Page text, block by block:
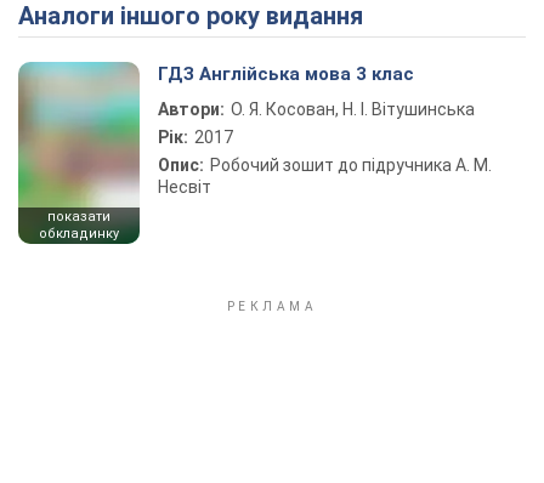
Play Video
Аналоги іншого року видання
показати
обкладинку
ГДЗ Англійська мова 3 клас
Автори: О. Я. Косован, Н. І. Вітушинська
Рік: 2017
Опис: Робочий зошит до підручника А. М.
Несвіт